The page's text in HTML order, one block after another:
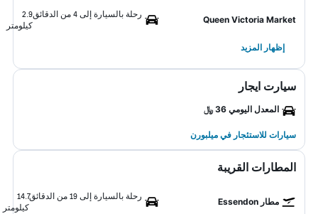
Queen Victoria Market
رحلة بالسيارة إلى 4 من الدقائق
2.9
كيلومتر
إظهار المزيد
سيارت ايجار
المعدل اليومي 36 ﷼
سيارات للاستئجار في ميلبورن
المطارات القريبة
مطار Essendon
رحلة بالسيارة إلى 19 من الدقائق
14.7
كيلومتر